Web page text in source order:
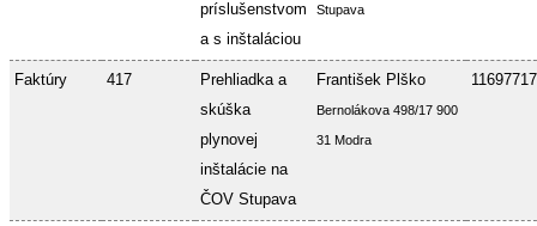
príslušenstvom
a s inštaláciou
Stupava
Faktúry 417
Prehliadka a
skúška
plynovej
inštalácie na
ČOV Stupava
František Plško
Bernolákova 498/17 900
31 Modra
11697717